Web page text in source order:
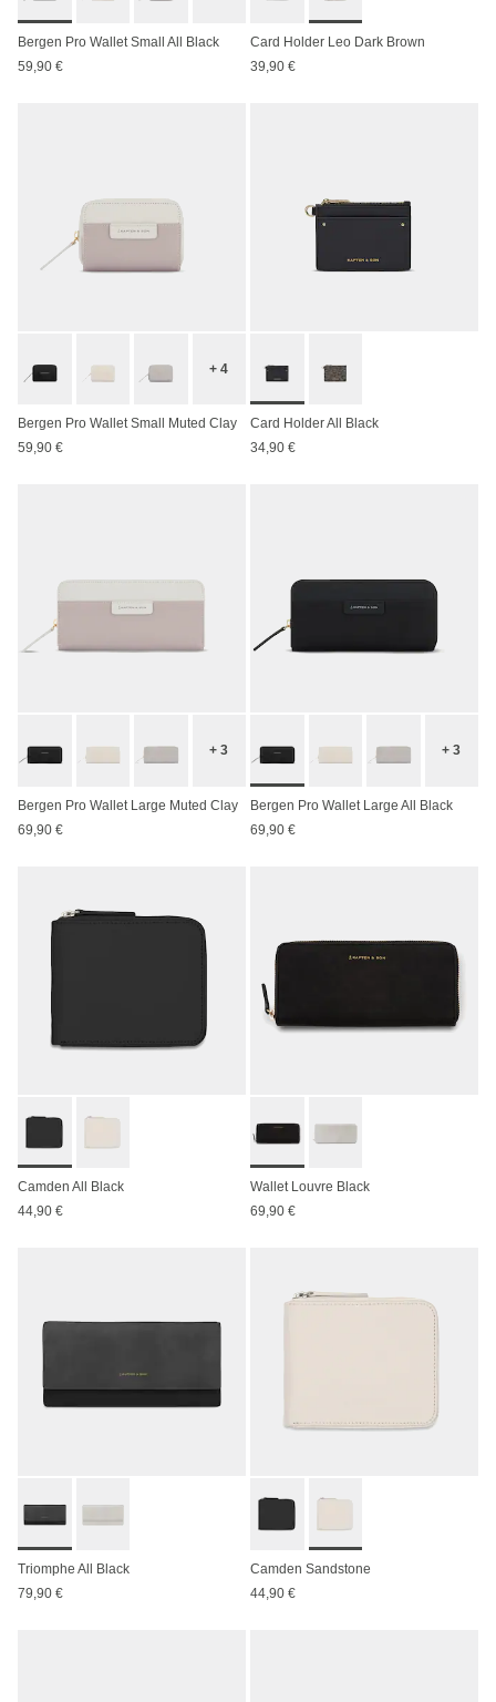
Bergen Pro Wallet Small All Black
59,90 €
Card Holder Leo Dark Brown
39,90 €
+ 4
Bergen Pro Wallet Small Muted Clay
59,90 €
Card Holder All Black
34,90 €
+ 3
Bergen Pro Wallet Large Muted Clay
69,90 €
+ 3
Bergen Pro Wallet Large All Black
69,90 €
Camden All Black
44,90 €
Wallet Louvre Black
69,90 €
Triomphe All Black
79,90 €
Camden Sandstone
44,90 €